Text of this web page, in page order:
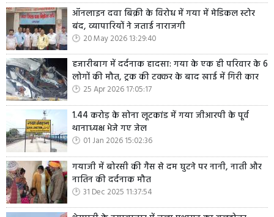
ऑनलाइन दवा बिक्री के विरोध में गया में मेडिकल स्टोर
बंद, व्यापारियों ने जताई नाराजगी
20 May 2026 13:29:40
हजारीबाग में दर्दनाक हादसा: गया के एक ही परिवार के 6
लोगों की मौत, ट्रक की टक्कर के बाद खाई में गिरी कार
25 Apr 2026 17:05:17
1.44 करोड़ के सोना लूटकांड में गया जीआरपी के पूर्व
थानाध्यक्ष भेजे गए जेल
01 Jan 2026 15:02:36
गयाजी में बोरसी की गैस से दम घुटने पर नानी, नाती और
नातिन की दर्दनाक मौत
31 Dec 2025 11:37:54